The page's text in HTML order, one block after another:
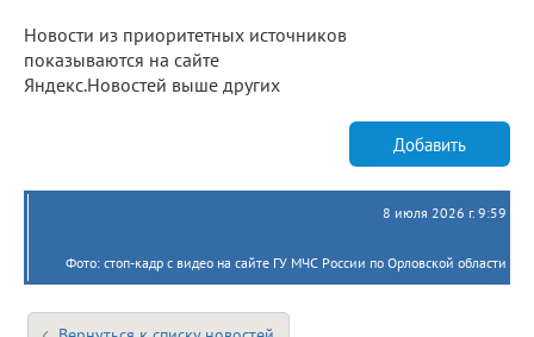
Новости из приоритетных источников
показываются на сайте
Яндекс.Новостей выше других
Добавить
8 июля 2026 г. 9:59
Фото: стоп-кадр с видео на сайте ГУ МЧС России по Орловской области